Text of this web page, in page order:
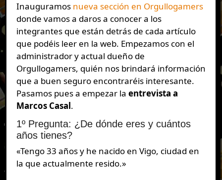
Inauguramos nueva sección en Orgullogamers
donde vamos a daros a conocer a los
integrantes que están detrás de cada artículo
que podéis leer en la web. Empezamos con el
administrador y actual dueño de
Orgullogamers, quién nos brindará información
que a buen seguro encontraréis interesante.
Pasamos pues a empezar la entrevista a
Marcos Casal.
1º Pregunta: ¿De dónde eres y cuántos
años tienes?
«Tengo 33 años y he nacido en Vigo, ciudad en
la que actualmente resido.»